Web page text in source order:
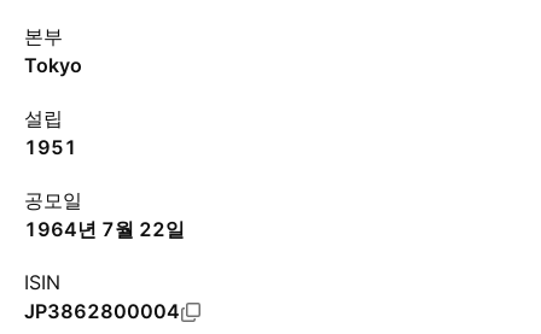
본부
Tokyo
설립
1951
공모일
1964년 7월 22일
ISIN
JP3862800004